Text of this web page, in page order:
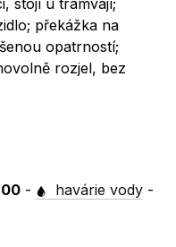
stojí u tramvají;
překážka na
opatrností;
rozjel, bez
- havárie vody -